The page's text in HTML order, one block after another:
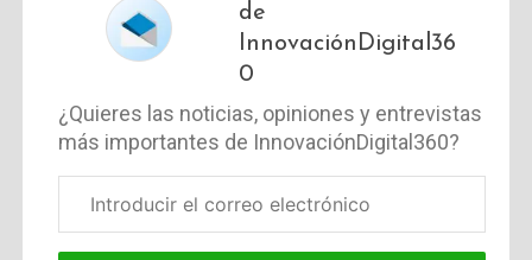
de
InnovaciónDigital36
0
¿Quieres las noticias, opiniones y entrevistas
más importantes de InnovaciónDigital360?
electrónico